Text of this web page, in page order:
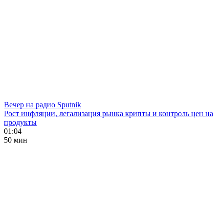
Вечер на радио Sputnik
Рост инфляции, легализация рынка крипты и контроль цен на
продукты
01:04
50 мин